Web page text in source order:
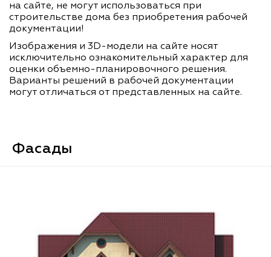
на сайте, не могут использоваться при
строительстве дома без приобретения рабочей
документации!
Изображения и 3D-модели на сайте носят
исключительно ознакомительный характер для
оценки объемно-планировочного решения.
Варианты решений в рабочей документации
могут отличаться от представленных на сайте.
Фасады